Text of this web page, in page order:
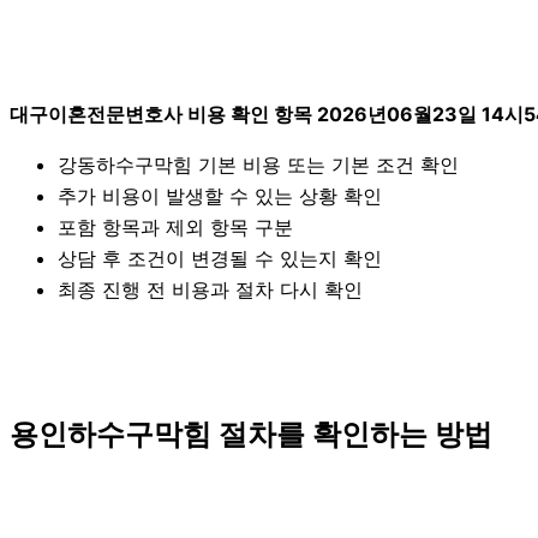
대구이혼전문변호사 비용 확인 항목 2026년06월23일 14시
강동하수구막힘 기본 비용 또는 기본 조건 확인
추가 비용이 발생할 수 있는 상황 확인
포함 항목과 제외 항목 구분
상담 후 조건이 변경될 수 있는지 확인
최종 진행 전 비용과 절차 다시 확인
용인하수구막힘 절차를 확인하는 방법